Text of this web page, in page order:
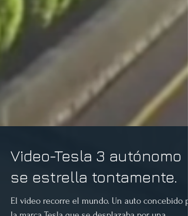
Video-Tesla 3 autónomo
se estrella tontamente.